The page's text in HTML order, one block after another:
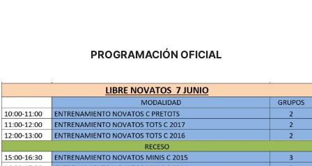
PROGRAMACIÓN OFICIAL